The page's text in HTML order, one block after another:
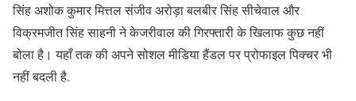
सिंह अशोक कुमार मित्तल संजीव अरोड़ा बलबीर सिंह सीचेवाल और
विक्रमजीत सिंह साहनी ने केजरीवाल की गिरफ्तारी के खिलाफ कुछ नहीं
बोला है। यहाँ तक की अपने सोशल मीडिया हैंडल पर प्रोफाइल पिक्चर भी
नहीं बदली है.